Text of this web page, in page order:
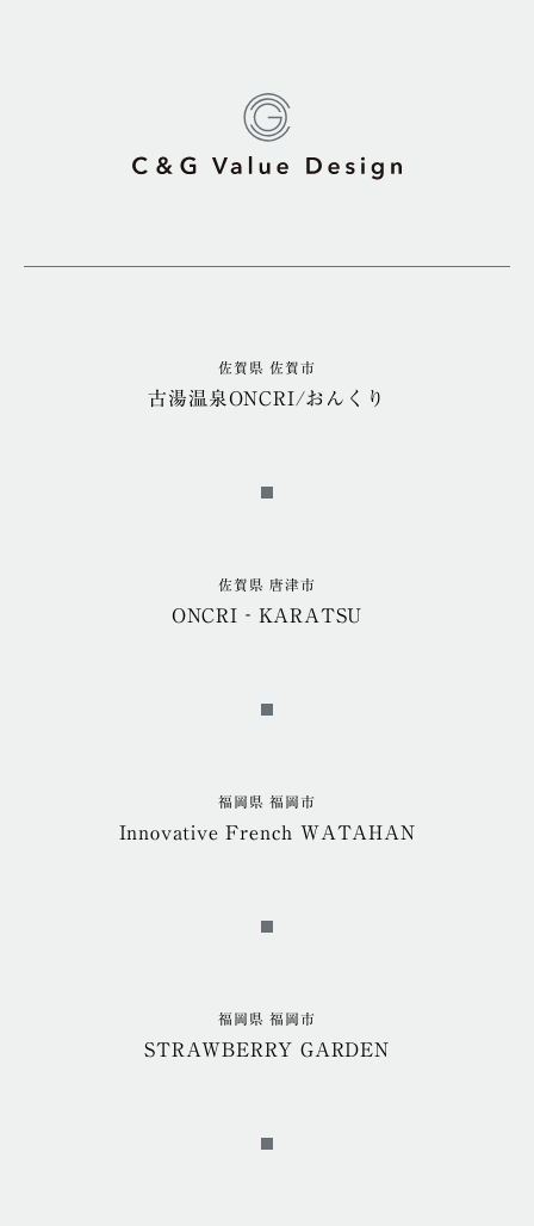
佐賀県 佐賀市
古湯温泉ONCRI/おんくり
佐賀県 唐津市
ONCRI‐KARATSU
福岡県 福岡市
Innovative French WATAHAN
福岡県 福岡市
STRAWBERRY GARDEN